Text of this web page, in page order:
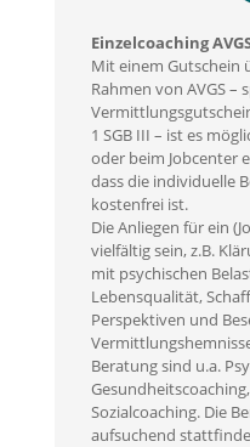
Einzelcoaching
Mit einem Gutschein
Rahmen von AVGS –
1 SGB III – ist es
oder beim Jobcenter
dass die individuelle
kostenfrei ist.
Die Anliegen für ein
vielfältig sein, z.B.
mit psychischen
Lebensqualität,
Perspektiven und
Beratung sind u.a.
Sozialcoaching. Die
aufsuchend